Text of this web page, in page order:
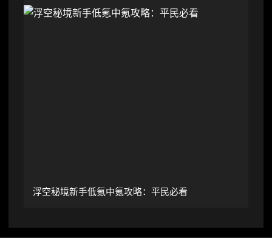
浮空秘境新手低氪中氪攻略：平民必看